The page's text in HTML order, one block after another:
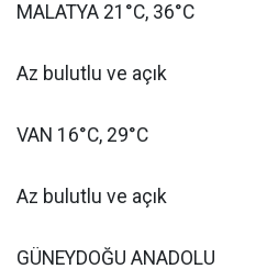
MALATYA 21°C, 36°C
Az bulutlu ve açık
VAN 16°C, 29°C
Az bulutlu ve açık
GÜNEYDOĞU ANADOLU